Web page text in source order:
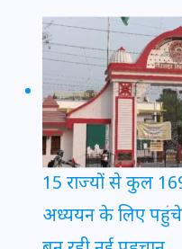
15 राज्यों से कुल 169
अध्ययन के लिए पहुंचे